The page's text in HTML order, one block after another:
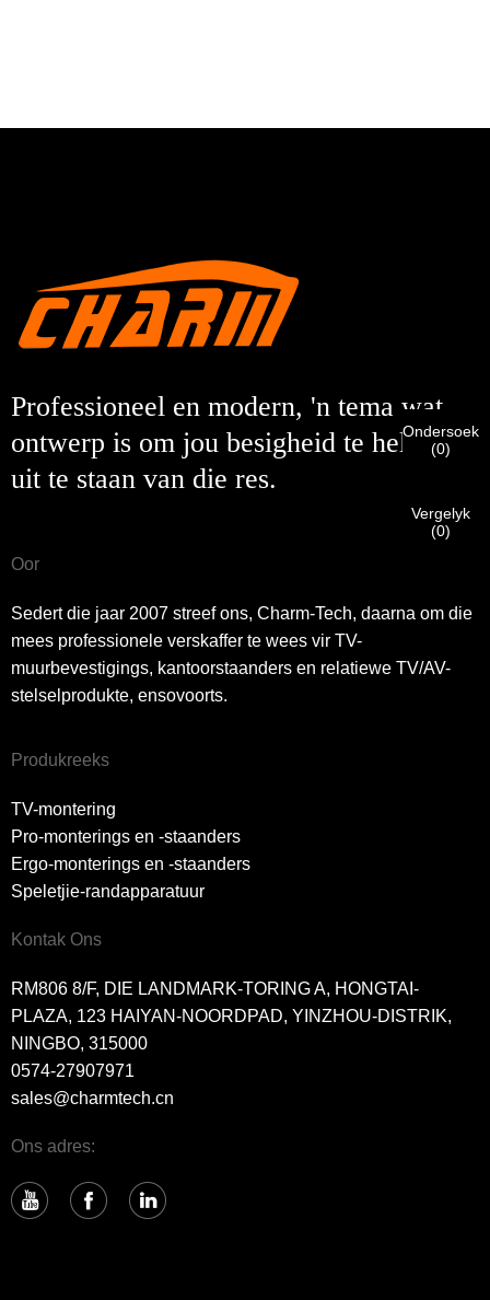
Professioneel en modern, 'n tema wat
ontwerp is om jou besigheid te help om
uit te staan ​​van die res.
Oor
Sedert die jaar 2007 streef ons, Charm-Tech, daarna om die
mees professionele verskaffer te wees vir TV-
muurbevestigings, kantoorstaanders en relatiewe TV/AV-
stelselprodukte, ensovoorts.
Produkreeks
TV-montering
Pro-monterings en -staanders
Ergo-monterings en -staanders
Speletjie-randapparatuur
Kontak Ons
RM806 8/F, DIE LANDMARK-TORING A, HONGTAI-
PLAZA, 123 HAIYAN-NOORDPAD, YINZHOU-DISTRIK,
NINGBO, 315000
0574-27907971
sales@charmtech.cn
Ons adres:
Ek is
CHARM se kliënt
Ek is
Nuwe besoeker
VERIFIEER JOU IDENTITEIT
Voer asseblief u huidige werk-e-posadres hieronder in om te
Gaan terug
Voordat u indien, asseblief VERIFIEER ALLES
is KORREK.Verkeerde inligting sal lei tot die mislukking van
VERIFIEER
jou ingedien
inligting vir verifikasie en magtiging. Sodra die
identifikasie geverifieer is, sal u 'n e-poskennisgewing
Ondersoek
(0)
Vergelyk
(0)